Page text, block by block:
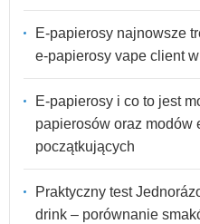
E-papierosy najnowsze
e-papierosy vape client
E-papierosy i co to jest
papierosów oraz modów
początkujących
Praktyczny test
drink – porównanie